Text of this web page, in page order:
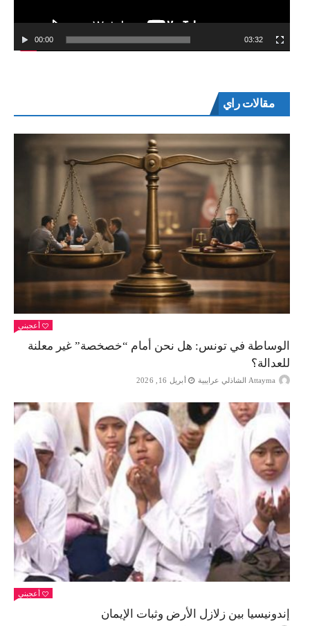
00:00 03:32
مقالات راي
أعجبني
الوساطة في تونس: هل نحن أمام “خصخصة” غير معلنة
للعدالة؟
Attayma الشاذلي عرايبية أبريل 16, 2026
أعجبني
إندونيسيا بين زلازل الأرض وثبات الإيمان